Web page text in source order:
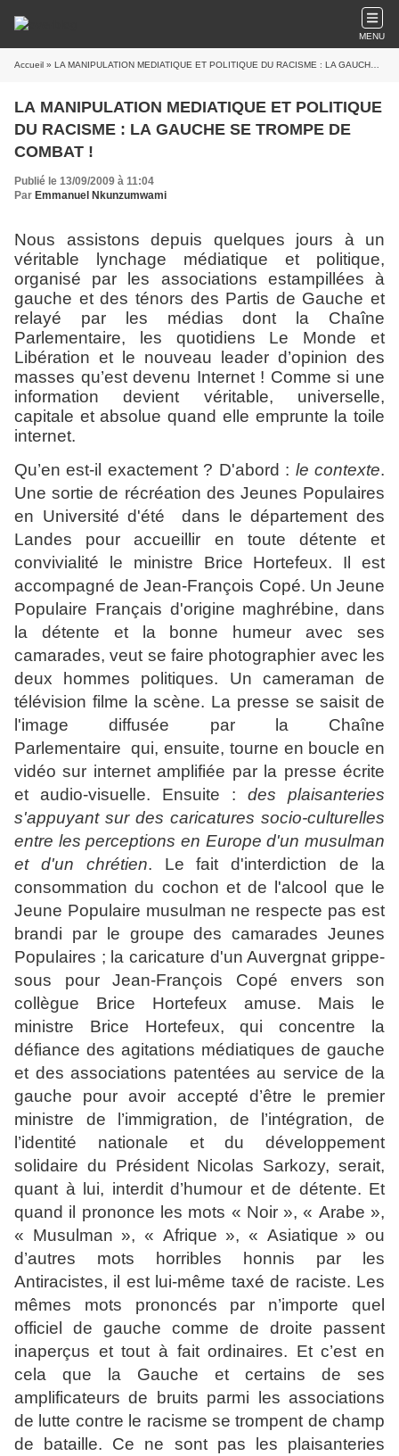
MENU
Accueil » LA MANIPULATION MEDIATIQUE ET POLITIQUE DU RACISME : LA GAUCHE SE TROMPE DE COMBAT !
LA MANIPULATION MEDIATIQUE ET POLITIQUE
DU RACISME : LA GAUCHE SE TROMPE DE
COMBAT !
Publié le 13/09/2009 à 11:04
Par Emmanuel Nkunzumwami
Nous assistons depuis quelques jours à un
véritable lynchage médiatique et politique,
organisé par les associations estampillées à
gauche et des ténors des Partis de Gauche et
relayé par les médias dont la Chaîne
Parlementaire, les quotidiens Le Monde et
Libération et le nouveau leader d’opinion des
masses qu’est devenu Internet ! Comme si une
information devient véritable, universelle,
capitale et absolue quand elle emprunte la toile
internet.
Qu’en est-il exactement ? D'abord : le contexte.
Une sortie de récréation des Jeunes Populaires
en Université d'été dans le département des
Landes pour accueillir en toute détente et
convivialité le ministre Brice Hortefeux. Il est
accompagné de Jean-François Copé. Un Jeune
Populaire Français d'origine maghrébine, dans
la détente et la bonne humeur avec ses
camarades, veut se faire photographier avec les
deux hommes politiques. Un cameraman de
télévision filme la scène. La presse se saisit de
l'image diffusée par la Chaîne
Parlementaire qui, ensuite, tourne en boucle en
vidéo sur internet amplifiée par la presse écrite
et audio-visuelle. Ensuite : des plaisanteries
s'appuyant sur des caricatures socio-culturelles
entre les perceptions en Europe d'un musulman
et d'un chrétien. Le fait d'interdiction de la
consommation du cochon et de l'alcool que le
Jeune Populaire musulman ne respecte pas est
brandi par le groupe des camarades Jeunes
Populaires ; la caricature d'un Auvergnat grippe-
sous pour Jean-François Copé envers son
collègue Brice Hortefeux amuse. Mais le
ministre Brice Hortefeux, qui concentre la
défiance des agitations médiatiques de gauche
et des associations patentées au service de la
gauche pour avoir accepté d’être le premier
ministre de l’immigration, de l’intégration, de
l’identité nationale et du développement
solidaire du Président Nicolas Sarkozy, serait,
quant à lui, interdit d’humour et de détente. Et
quand il prononce les mots « Noir », « Arabe »,
« Musulman », « Afrique », « Asiatique » ou
d’autres mots horribles honnis par les
Antiracistes, il est lui-même taxé de raciste. Les
mêmes mots prononcés par n’importe quel
officiel de gauche comme de droite passent
inaperçus et tout à fait ordinaires. Et c’est en
cela que la Gauche et certains de ses
amplificateurs de bruits parmi les associations
de lutte contre le racisme se trompent de champ
de bataille. Ce ne sont pas les plaisanteries